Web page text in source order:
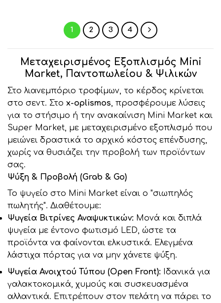
1 2 3 4
Μεταχειρισμένος Εξοπλισμός Mini
Market, Παντοπωλείου & Ψιλικών
Στο λιανεμπόριο τροφίμων, το κέρδος κρίνεται
στο σεντ. Στο x-oplismos , προσφέρουμε λύσεις
για το στήσιμο ή την ανακαίνιση Mini Market και
Super Market, με μεταχειρισμένο εξοπλισμό που
μειώνει δραστικά το αρχικό κόστος επένδυσης,
χωρίς να θυσιάζει την προβολή των προϊόντων
σας.
Ψύξη & Προβολή (Grab & Go)
Το ψυγείο στο Mini Market είναι ο "σιωπηλός
πωλητής". Διαθέτουμε:
Ψυγεία Βιτρίνες Αναψυκτικών: Μονά και διπλά
ψυγεία με έντονο φωτισμό LED, ώστε τα
προϊόντα να φαίνονται ελκυστικά. Ελεγμένα
λάστιχα πόρτας για να μην χάνετε ψύξη.
Ψυγεία Ανοιχτού Τύπου (Open Front): Ιδανικά για
γαλακτοκομικά, χυμούς και συσκευασμένα
αλλαντικά. Επιτρέπουν στον πελάτη να πάρει το